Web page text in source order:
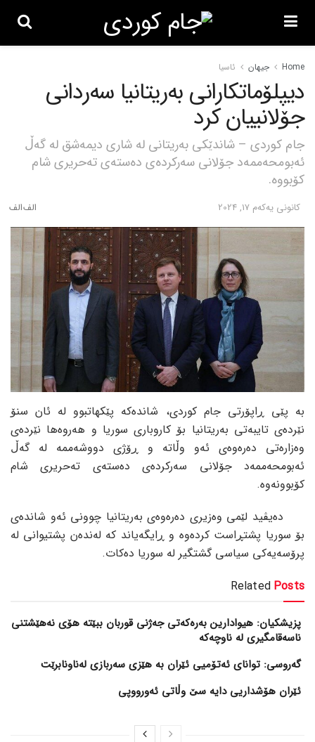
Home جیهان ئاسیا
دیپلۆماتکارانی بەریتانیا سەردانی
جۆلانییان کرد
جام کوردی – شاندێکی بەریتانی لە شاری دیمەشق لە گەڵ
ئەبومحەممەد جۆلانی سەرکردەی دەستەی تەحریری شام
کۆبووە.
كانونی یه‌كه‌م 17, 2024
بە پێی ڕاپۆرتی جام کوردی، شاندەکە پێکهاتبوو لە ئان سنۆ
نێردەی تایبەتی بەریتانیا بۆ کاروباری سوریا و هەروەها نێردەی
وەزارەتی دەرەوەی ئەو وڵاتە و ڕۆژی دووشەممە لە گەڵ
ئەبومحەممەد جۆلانی سەرکردەی دەستەی تەحریری شام
کۆبوونەوە.
دەیڤید لێمی وەزیری دەرەوەی بەریتانیا چوونی ئەو شاندەی
بۆ سوریا پشتڕاست کردەوە و ڕایگەیاند کە لەندەن پشتیوانی لە
پرۆسەیەکی سیاسی گشتگیر لە سوریا دەکات.
Related Posts
پزیشکیان: هیوادارین بەرەکەتی جەژنی قوربان ببێتە هۆی نەهێشتنی
ناسەقامگیری لە ناوچەکە
گەروسی: توانای ئەتۆمیی ئێران بە هێزی سەربازی لەناونابرێت
ئێران هۆشداریی دایە سێ وڵاتی ئەورووپی